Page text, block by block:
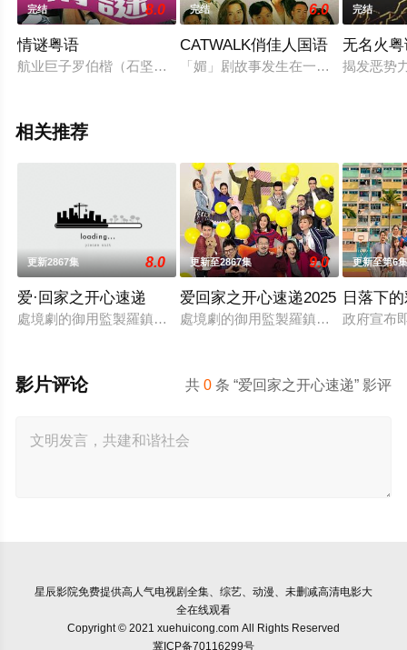
完结 8.0
情谜粤语
航业巨子罗伯楷（石坚）所创罗氏航业公司，为一家族式企业，
完结 6.0
CATWALK俏佳人国语
「媚」剧故事发生在一间新掘起且
完结
无名火
揭发恶势
相关推荐
更新2867集 8.0
爱·回家之开心速递
處境劇的御用監製羅鎮岳已經準備開拍新一套處境劇，暫定叫《
更新至2867集 9.0
爱回家之开心速递2025
處境劇的御用監製羅鎮岳已經準備開
更新至第6
日落下
政府宣布
共0 条 “爱回家之开心速递” 影评
影片评论
星辰影院免费提供高人气电视剧全集、综艺、动漫、未删减高清电影大
全在线观看
Copyright © 2021 xuehuicong.com All Rights Reserved
冀ICP备70116299号